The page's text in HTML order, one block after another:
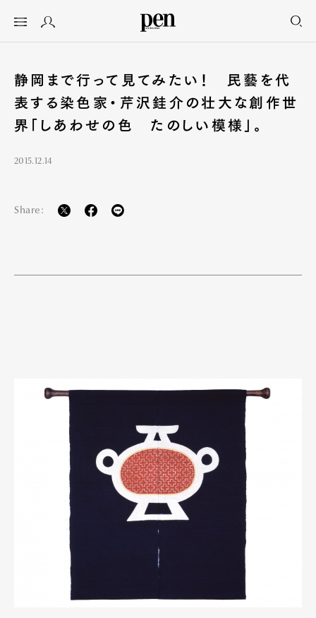
静岡まで行って見てみたい！ 民藝を代
表する染色家・芹沢銈介の壮大な創作世
界「しあわせの色 たのしい模様」。
2015.12.14
Share: